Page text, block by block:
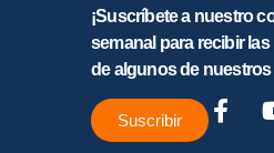
¡Suscríbete a nuestro
semanal para recibir
de algunos de
Suscribir